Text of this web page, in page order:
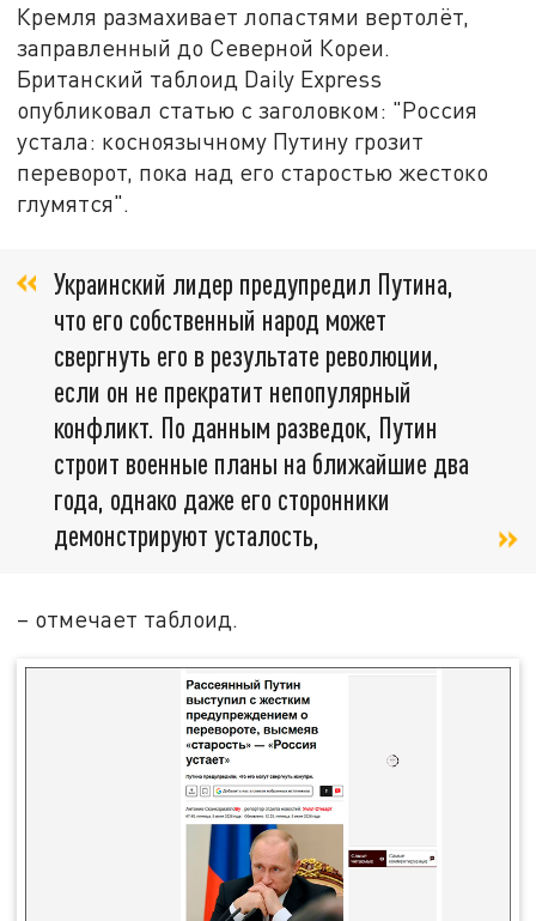
Кремля размахивает лопастями вертолёт,
заправленный до Северной Кореи.
Британский таблоид Daily Express
опубликовал статью с заголовком: "Россия
устала: косноязычному Путину грозит
переворот, пока над его старостью жестоко
глумятся".
Украинский лидер предупредил Путина,
что его собственный народ может
свергнуть его в результате революции,
если он не прекратит непопулярный
конфликт. По данным разведок, Путин
строит военные планы на ближайшие два
года, однако даже его сторонники
демонстрируют усталость,
– отмечает таблоид.